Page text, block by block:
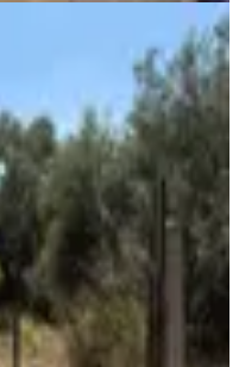
Dan Torbalı Helvacı'
·30.07.2026